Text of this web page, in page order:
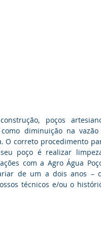
poços
diminuição na
O correto procedimento
poço é realizar
com a Agro Água
de um a dois anos –
técnicos e/ou o